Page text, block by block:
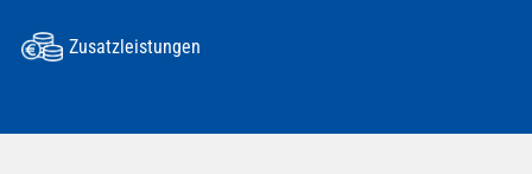
Zusatzleistungen